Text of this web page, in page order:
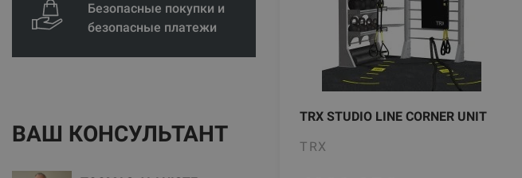
Безопасные покупки и
безопасные платежи
ВАШ КОНСУЛЬТАНТ
TRX STUDIO LINE CORNER UNIT
TRX